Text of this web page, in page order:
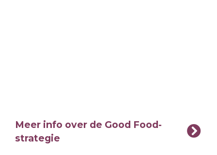
Meer info over de Good Food-
strategie